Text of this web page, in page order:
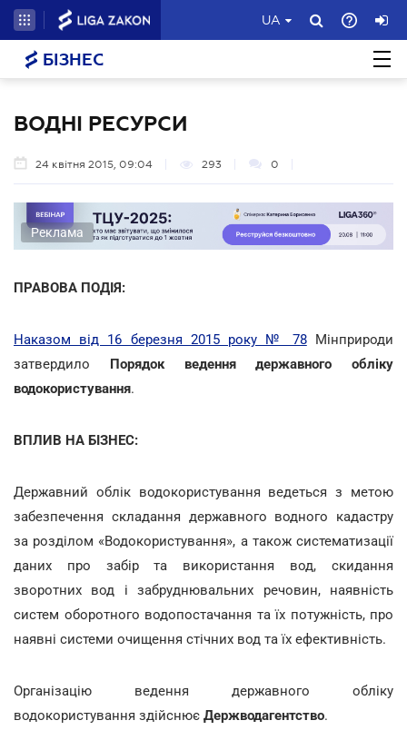
UA
БІЗНЕС
ВОДНІ РЕСУРСИ
24 квітня 2015, 09:04 293 0
Реклама
ПРАВОВА ПОДІЯ:
Наказом від 16 березня 2015 року № 78Мінприроди
затвердило Порядок ведення державного обліку
водокористування.
ВПЛИВ НА БІЗНЕС:
Державний облік водокористування ведеться з метою
забезпечення складання державного водного кадастру
за розділом «Водокористування», а також систематизації
даних про забір та використання вод, скидання
зворотних вод і забруднювальних речовин, наявність
систем оборотного водопостачання та їх потужність, про
наявні системи очищення стічних вод та їх ефективність.
Організацію ведення державного обліку
водокористування здійснює Держводагентство.